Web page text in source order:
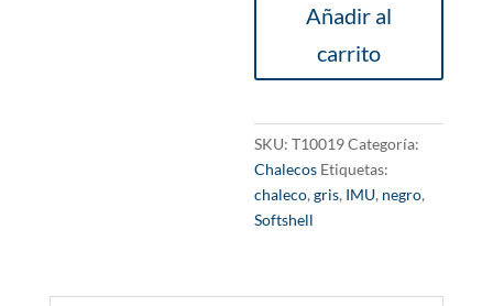
cantidadAñadir al
carrito
SKU:T10019Categoría:
Chalecos Etiquetas:
chaleco,gris, IMU, negro,
Softshell